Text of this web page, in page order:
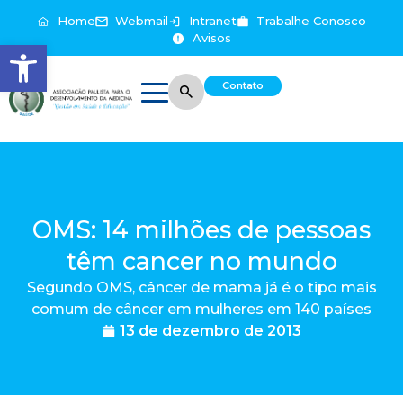
Abrir a barra de ferramentas
Home Webmail Intranet
Trabalhe Conosco
Avisos
Contato
OMS: 14 milhões de pessoas
têm cancer no mundo
Segundo OMS, câncer de mama já é o tipo mais
comum de câncer em mulheres em 140 países
13 de dezembro de 2013